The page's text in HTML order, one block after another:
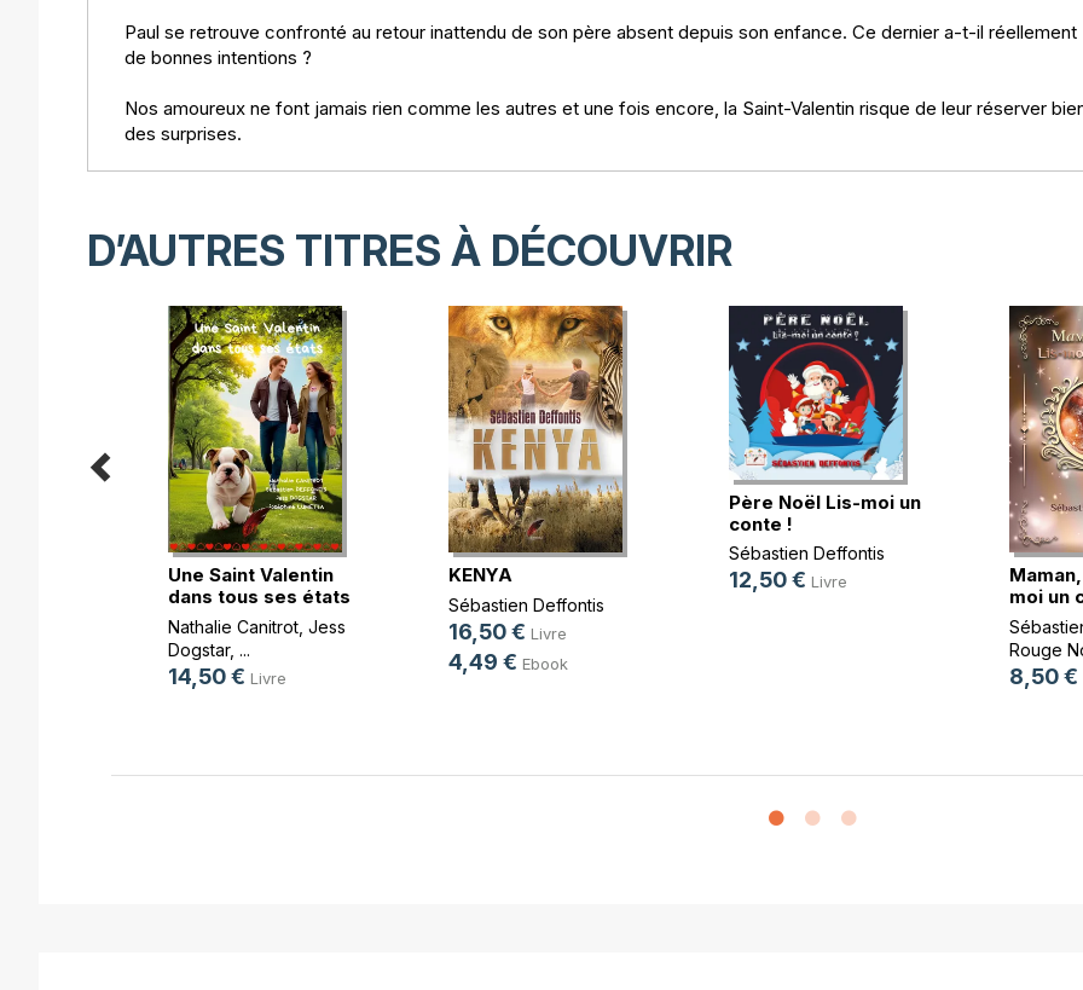
Paul se retrouve confronté au retour inattendu de son père absent depuis son enfance. Ce dernier a-t-il réellement
de bonnes intentions ?
Nos amoureux ne font jamais rien comme les autres et une fois encore, la Saint-Valentin risque de leur réserver
des surprises.
D’AUTRES TITRES À DÉCOUVRIR
Une Saint Valentin
dans tous ses états
Nathalie Canitrot, Jess
Dogstar, ...
14,50 € Livre
KENYA
Sébastien Deffontis
16,50 € Livre
4,49 € Ebook
Père Noël Lis-moi un
conte !
Sébastien Deffontis
12,50 € Livre
moi un
Rouge
8,50 €